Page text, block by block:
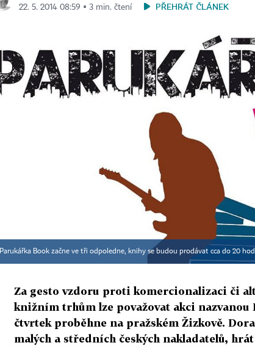
22. 5. 2014 08:59 ▪ 3 min. čtení
PŘEHRÁT ČLÁNEK
Parukářka Book začne ve tři odpoledne, knihy se budou prodávat cca do 20
Za gesto vzdoru proti komercionalizaci či
knižním trhům lze považovat akci nazvanou
čtvrtek proběhne na pražském Žizkově.
malých a středních českých nakladatelů,